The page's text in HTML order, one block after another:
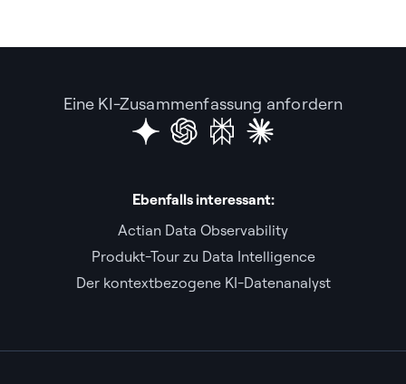
Eine KI-Zusammenfassung anfordern
Ebenfalls interessant:
Actian Data Observability
Produkt-Tour zu Data Intelligence
Der kontextbezogene KI-Datenanalyst